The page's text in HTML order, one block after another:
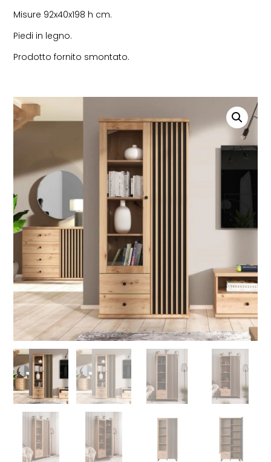
Misure 92x40x198 h cm.
Piedi in legno.
Prodotto fornito smontato.